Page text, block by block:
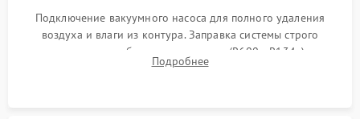
Подключение вакуумного насоса для полного удаления
воздуха и влаги из контура. Заправка системы строго
дозированным объемом хладагента (R600a, R134a) по
электронным весам. Контроль рабочего давления в системе.
Подробнее